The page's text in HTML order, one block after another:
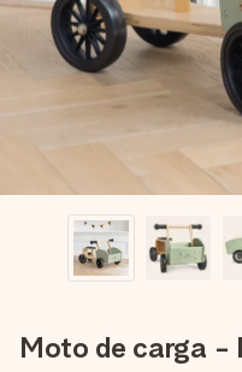
un mensaje que llegue al
todo el amor para el
Moto de carga -